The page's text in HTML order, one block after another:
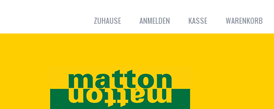
ZUHAUSE ANMELDEN KASSE WARENKORB